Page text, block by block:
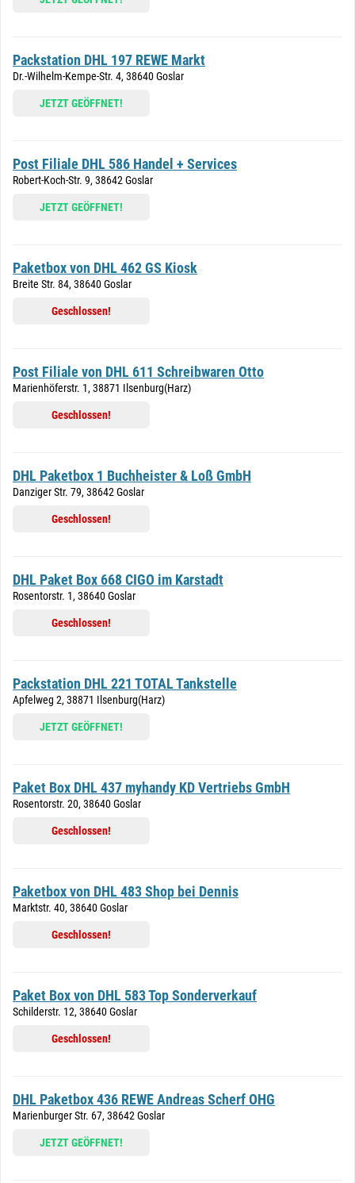
Packstation DHL 197 REWE Markt
Dr.-Wilhelm-Kempe-Str. 4, 38640 Goslar
JETZT GEÖFFNET!
Post Filiale DHL 586 Handel + Services
Robert-Koch-Str. 9, 38642 Goslar
JETZT GEÖFFNET!
Paketbox von DHL 462 GS Kiosk
Breite Str. 84, 38640 Goslar
Geschlossen!
Post Filiale von DHL 611 Schreibwaren Otto
Marienhöferstr. 1, 38871 Ilsenburg(Harz)
Geschlossen!
DHL Paketbox 1 Buchheister & Loß GmbH
Danziger Str. 79, 38642 Goslar
Geschlossen!
DHL Paket Box 668 CIGO im Karstadt
Rosentorstr. 1, 38640 Goslar
Geschlossen!
Packstation DHL 221 TOTAL Tankstelle
Apfelweg 2, 38871 Ilsenburg(Harz)
JETZT GEÖFFNET!
Paket Box DHL 437 myhandy KD Vertriebs GmbH
Rosentorstr. 20, 38640 Goslar
Geschlossen!
Paketbox von DHL 483 Shop bei Dennis
Marktstr. 40, 38640 Goslar
Geschlossen!
Paket Box von DHL 583 Top Sonderverkauf
Schilderstr. 12, 38640 Goslar
Geschlossen!
DHL Paketbox 436 REWE Andreas Scherf OHG
Marienburger Str. 67, 38642 Goslar
JETZT GEÖFFNET!